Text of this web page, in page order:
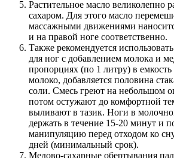
Растительное масло великолепно
сахаром. Для этого масло
массажными движениями
и на правой ноге соответственно.
Также рекомендуется
для ног с добавлением молока и
пропорциях (по 1 литру) в емкость
молоко, добавляется половина
соли. Смесь греют на небольшом
потом остужают до комфортной
выливают в тазик. Ноги в
держать в течение 15-20 минут и
манипуляцию перед отходом ко
дней (минимальный срок).
Медово-сахарные обертывания